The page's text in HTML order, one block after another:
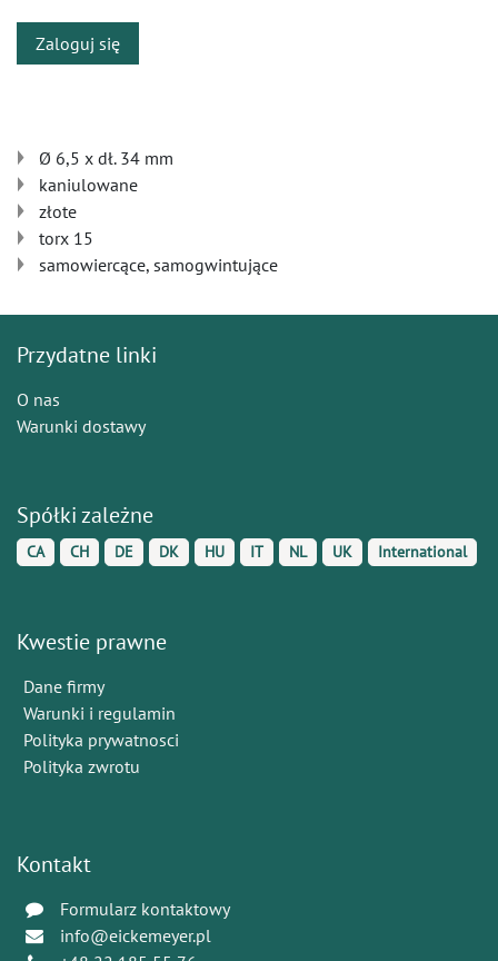
Zaloguj się
Ø 6,5 x dł. 34 mm
kaniulowane
złote
torx 15
samowiercące, samogwintujące
Przydatne linki
O nas
Warunki dostawy
Spółki zależne
CA CH DE DK HU IT NL UK International
Kwestie prawne
Dane firmy
Warunki i regulamin
Polityka prywatnosci
Polityka zwrotu
Kontakt
Formularz kontaktowy
info@eickemeyer.pl